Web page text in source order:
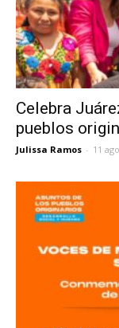
Celebra
pueblos
Julissa Ramos - 11